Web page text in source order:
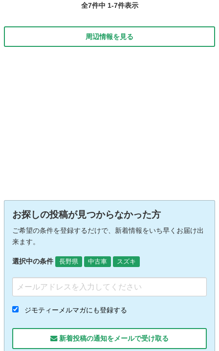
全7件中 1-7件表示
周辺情報を見る
お探しの投稿が見つからなかった方
ご希望の条件を登録するだけで、新着情報をいち早くお届け出
来ます。
選択中の条件 長野県 中古車 スズキ
ジモティーメルマガにも登録する
新着投稿の通知をメールで受け取る